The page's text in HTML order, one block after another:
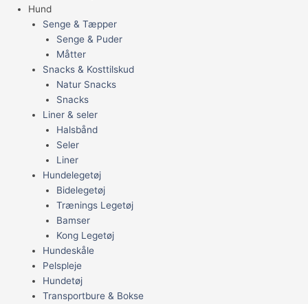
Hund
Senge & Tæpper
Senge & Puder
Måtter
Snacks & Kosttilskud
Natur Snacks
Snacks
Liner & seler
Halsbånd
Seler
Liner
Hundelegetøj
Bidelegetøj
Trænings Legetøj
Bamser
Kong Legetøj
Hundeskåle
Pelspleje
Hundetøj
Transportbure & Bokse